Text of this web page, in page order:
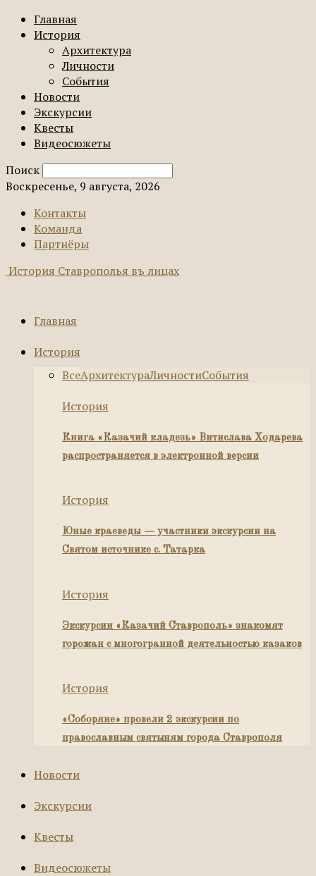
Главная
История
Архитектура
Личности
События
Новости
Экскурсии
Квесты
Видеосюжеты
Поиск
Воскресенье, 9 августа, 2026
Контакты
Команда
Партнёры
История Ставрополья въ лицах
Главная
История
ВсеАрхитектураЛичностиСобытия
История
Книга «Казачий кладезь» Витислава Ходарева
распространяется в электронной версии
История
Юные краеведы — участники экскурсии на
Святом источнике с. Татарка
История
Экскурсии «Казачий Ставрополь» знакомят
горожан с многогранной деятельностью казаков
История
«Соборяне» провели 2 экскурсии по
православным святыням города Ставрополя
Новости
Экскурсии
Квесты
Видеосюжеты